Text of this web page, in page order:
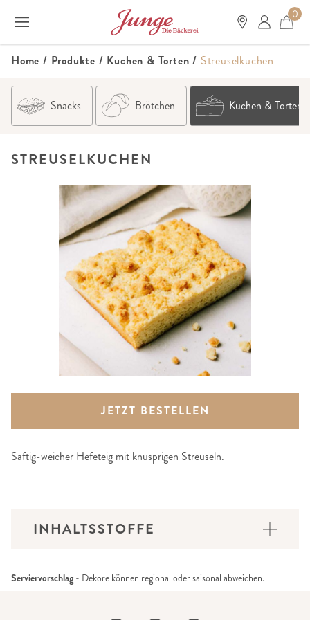
0
Home / Produkte / Kuchen & Torten / Streuselkuchen
Snacks Brötchen Kuchen & Torten
STREUSELKUCHEN
JETZT BESTELLEN
Saftig-weicher Hefeteig mit knusprigen Streuseln.
INHALTSSTOFFE
Serviervorschlag - Dekore können regional oder saisonal abweichen.